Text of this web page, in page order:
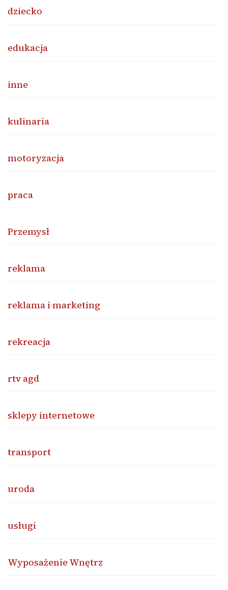
dziecko
edukacja
inne
kulinaria
motoryzacja
praca
Przemysł
reklama
reklama i marketing
rekreacja
rtv agd
sklepy internetowe
transport
uroda
usługi
Wyposażenie Wnętrz